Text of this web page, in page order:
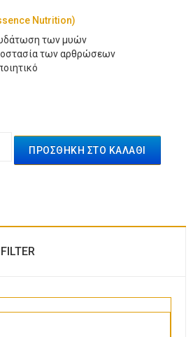
Nutrition)
των μυών
των αρθρώσεων